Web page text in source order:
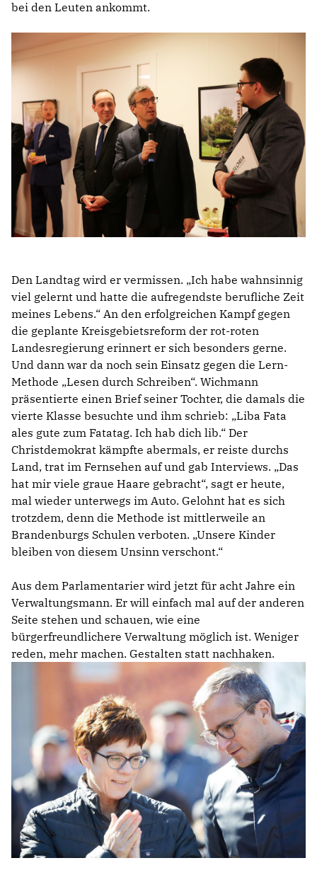
bei den Leuten ankommt.
Den Landtag wird er vermissen. „Ich habe wahnsinnig
viel gelernt und hatte die aufregendste berufliche Zeit
meines Lebens.“ An den erfolgreichen Kampf gegen
die geplante Kreisgebietsreform der rot-roten
Landesregierung erinnert er sich besonders gerne.
Und dann war da noch sein Einsatz gegen die Lern-
Methode „Lesen durch Schreiben“. Wichmann
präsentierte einen Brief seiner Tochter, die damals die
vierte Klasse besuchte und ihm schrieb: „Liba Fata
ales gute zum Fatatag. Ich hab dich lib.“ Der
Christdemokrat kämpfte abermals, er reiste durchs
Land, trat im Fernsehen auf und gab Interviews. „Das
hat mir viele graue Haare gebracht“, sagt er heute,
mal wieder unterwegs im Auto. Gelohnt hat es sich
trotzdem, denn die Methode ist mittlerweile an
Brandenburgs Schulen verboten. „Unsere Kinder
bleiben von diesem Unsinn verschont.“
Aus dem Parlamentarier wird jetzt für acht Jahre ein
Verwaltungsmann. Er will einfach mal auf der anderen
Seite stehen und schauen, wie eine
bürgerfreundlichere Verwaltung möglich ist. Weniger
reden, mehr machen. Gestalten statt nachhaken.